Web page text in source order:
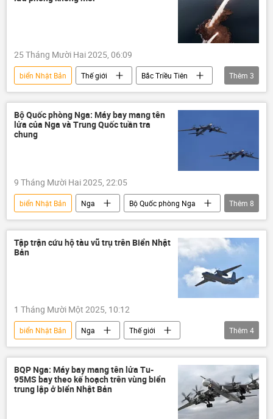
Bắc Cực
Thái Bình Dương
Su-30SM
25 Tháng Mười Hai 2025, 06:09
biển Nhật Bản Thế giới
Bắc Triều Tiên
tên lửa
Quân sự Kim Jong-un
Thêm 3
Bộ Quốc phòng Nga: Máy bay mang tên
lửa của Nga và Trung Quốc tuần tra
chung
9 Tháng Mười Hai 2025, 22:05
biển Nhật Bản Nga
Bộ Quốc phòng Nga
Trung Quốc
Thế giới
Á-Thái Bình Dương
Lực lượng Hàng không-Vũ trụ Nga (VKS)
máy bay
Thêm 8
Tập trận cứu hộ tàu vũ trụ trên Biển Nhật
Bản
1 Tháng Mười Một 2025, 10:12
biển Nhật Bản Nga
Thế giới
Tàu vũ trụ
cuộc tập trận
Roscosmos
Hạm đội Thái Bình Dương
Thêm 4
BQP Nga: Máy bay mang tên lửa Tu-
95MS bay theo kế hoạch trên vùng biển
trung lập ở biển Nhật Bản